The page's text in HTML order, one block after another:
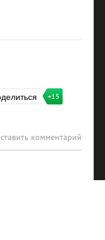
+15
комментарий